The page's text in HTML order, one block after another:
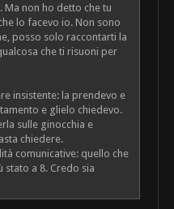
Ma non ho detto che tu
lo facevo io. Non sono
posso solo raccontarti la
che ti risuoni per
insistente: la prendevo e
e glielo chiedevo.
sulle ginocchia e
chiedere.
comunicative: quello che
stato a 8. Credo sia